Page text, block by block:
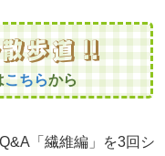
歩道 !!
こちらから
「繊維編」を3回シ